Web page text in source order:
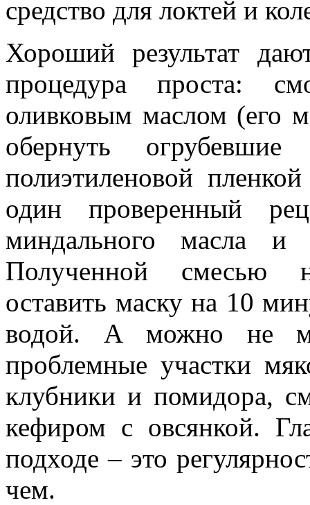
средство для локтей и
Хороший результат
процедура проста:
оливковым маслом (его
обернуть
полиэтиленовой
один проверенный
миндального масла
Полученной смесью
оставить маску на 10
водой. А можно не
проблемные участки
клубники и помидора,
кефиром с овсянкой.
подходе – это
чем.